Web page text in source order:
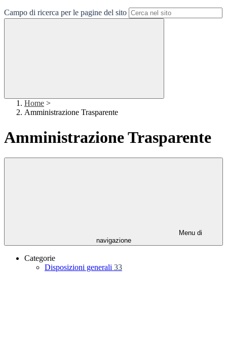
Campo di ricerca per le pagine del sito
Home >
Amministrazione Trasparente
Amministrazione Trasparente
Menu di
navigazione
Categorie
Disposizioni generali 33